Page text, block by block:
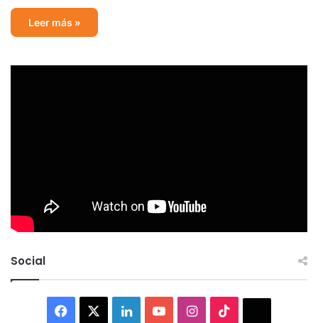
Leer más »
Social
Facebook LinkedInYouTubeInstagram